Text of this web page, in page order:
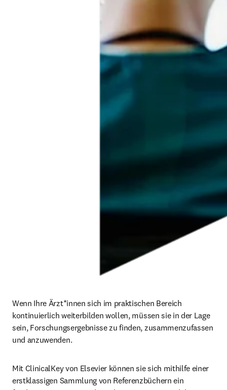
Wenn Ihre Ärzt*innen sich im praktischen Bereich
kontinuierlich weiterbilden wollen, müssen sie in der Lage
sein, Forschungsergebnisse zu finden, zusammenzufassen
und anzuwenden.
Mit ClinicalKey von Elsevier können sie sich mithilfe einer
erstklassigen Sammlung von Referenzbüchern ein